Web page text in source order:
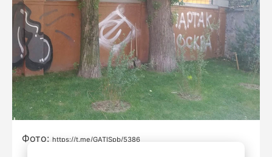
Фото: https://t.me/GATISpb/5386